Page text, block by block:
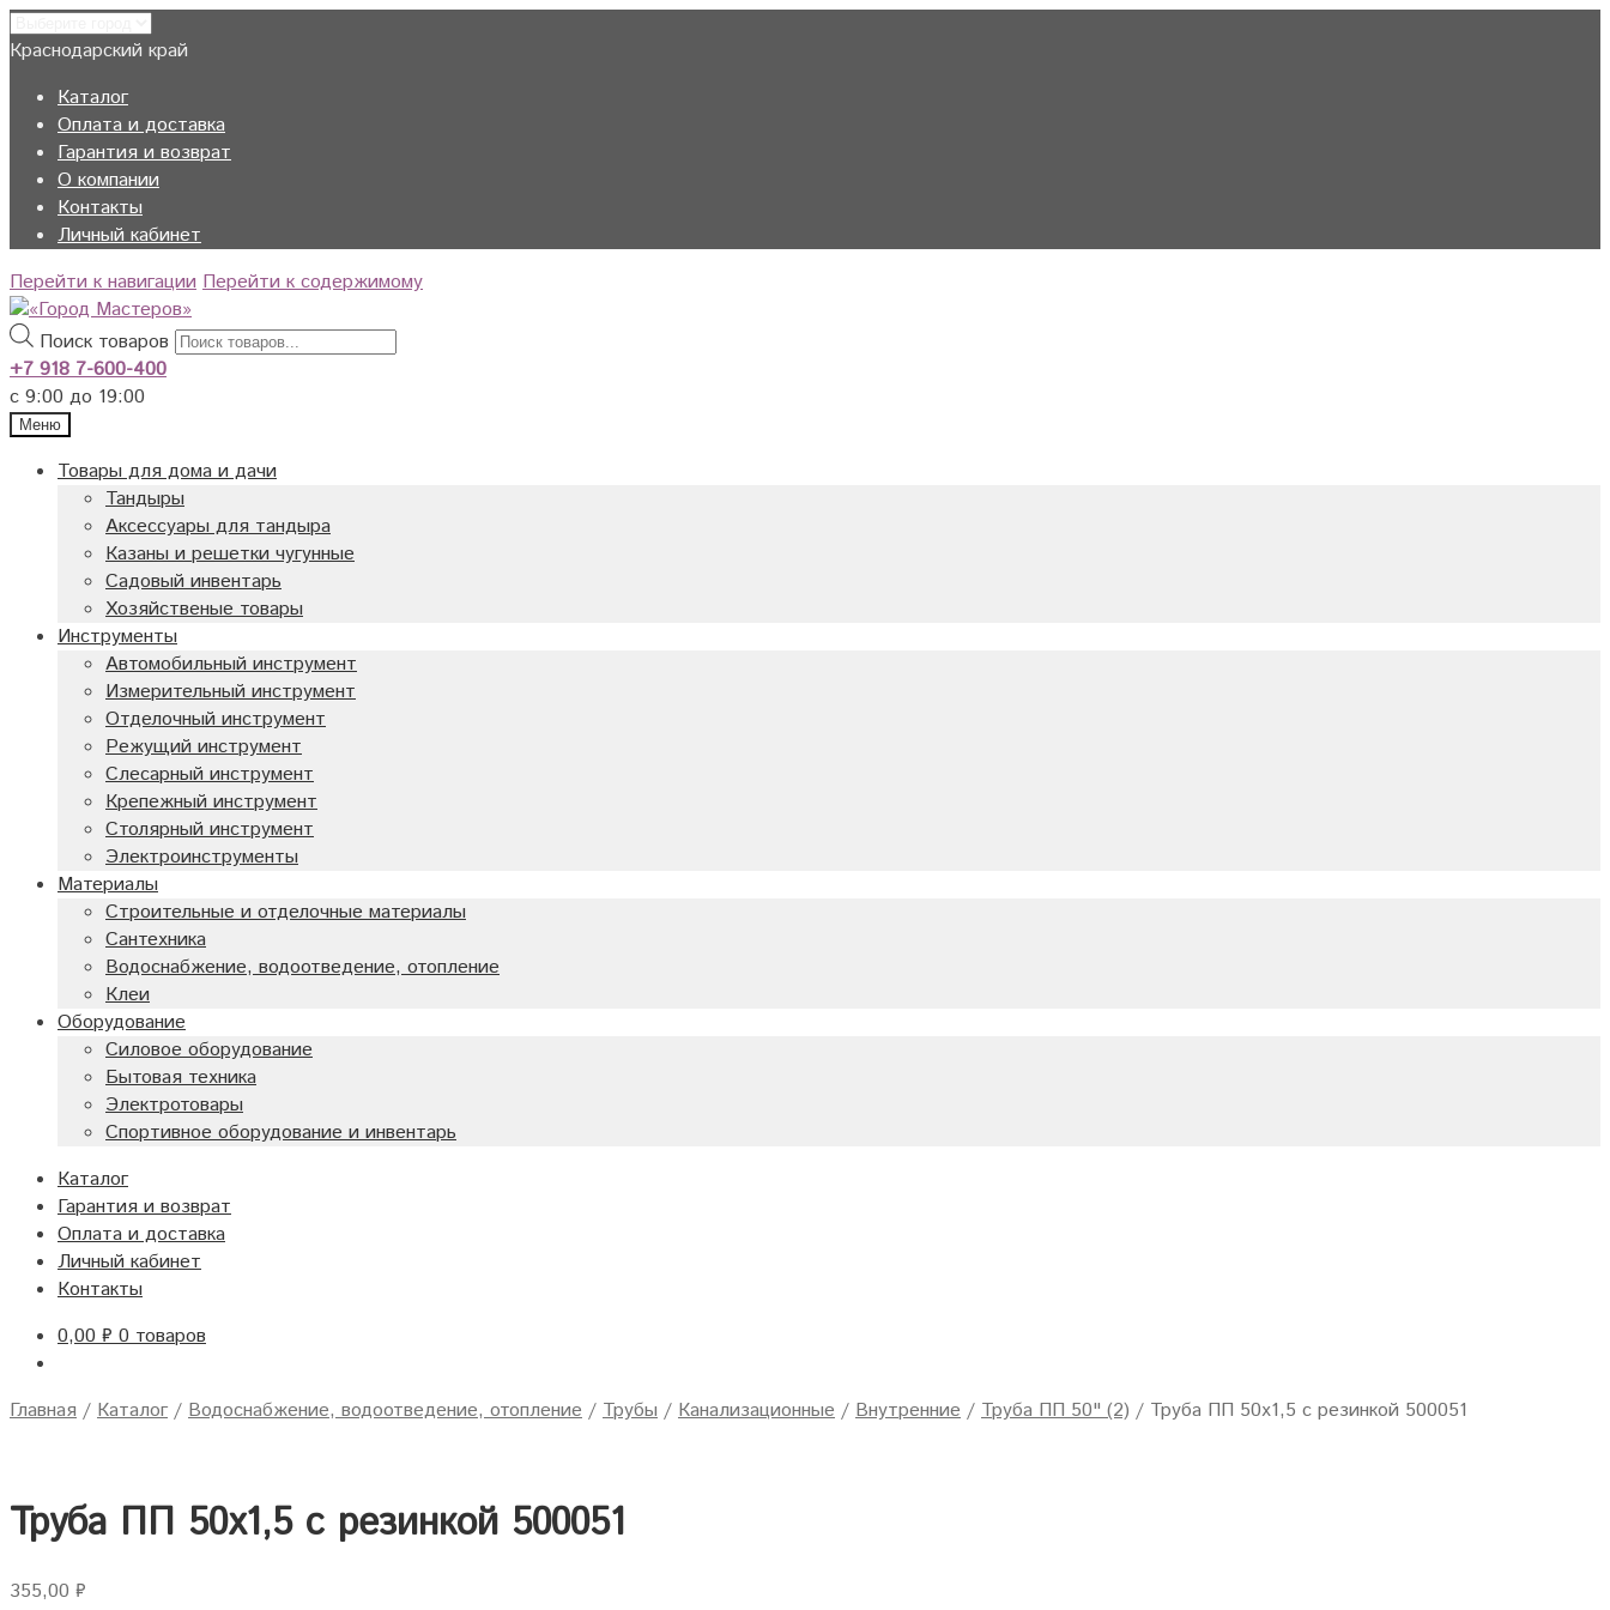
Краснодарский край
Каталог
Оплата и доставка
Гарантия и возврат
О компании
Контакты
Личный кабинет
Перейти к навигации Перейти к содержимому
Поиск товаров
+7 918 7-600-400
с 9:00 до 19:00
Меню
Товары для дома и дачи
Тандыры
Аксессуары для тандыра
Казаны и решетки чугунные
Садовый инвентарь
Хозяйственые товары
Инструменты
Автомобильный инструмент
Измерительный инструмент
Отделочный инструмент
Режущий инструмент
Слесарный инструмент
Крепежный инструмент
Столярный инструмент
Электроинструменты
Материалы
Строительные и отделочные материалы
Сантехника
Водоснабжение, водоотведение, отопление
Клеи
Оборудование
Силовое оборудование
Бытовая техника
Электротовары
Спортивное оборудование и инвентарь
Каталог
Гарантия и возврат
Оплата и доставка
Личный кабинет
Контакты
0,00₽ 0 товаров
Главная / Каталог / Водоснабжение, водоотведение, отопление / Трубы / Канализационные / Внутренние / Труба ПП 50" (2) / Труба ПП 50х1,5 с резинкой 500051
Труба ПП 50х1,5 с резинкой 500051
355,00 ₽